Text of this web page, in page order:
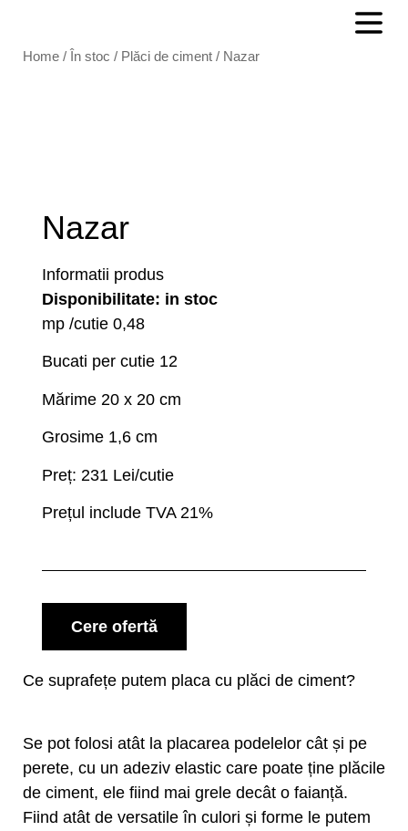
Home / În stoc / Plăci de ciment / Nazar
Nazar
Informatii produs
Disponibilitate: in stoc
mp /cutie 0,48
Bucati per cutie 12
Mărime 20 x 20 cm
Grosime 1,6 cm
Preț: 231 Lei/cutie
Prețul include TVA 21%
Cere ofertă
Ce suprafețe putem placa cu plăci de ciment?
Se pot folosi atât la placarea podelelor cât și pe
perete, cu un adeziv elastic care poate ține plăcile
de ciment, ele fiind mai grele decât o faianță.
Fiind atât de versatile în culori și forme le putem